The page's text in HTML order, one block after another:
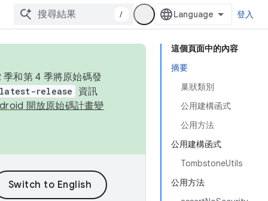
/ 登入
這個頁面中的內容
摘要
巢狀類別
公用建構函式
公用方法
公用建構函式
TombstoneUtils
公用方法
和第 4 季將原始碼發
release
資訊
開放原始碼計畫變